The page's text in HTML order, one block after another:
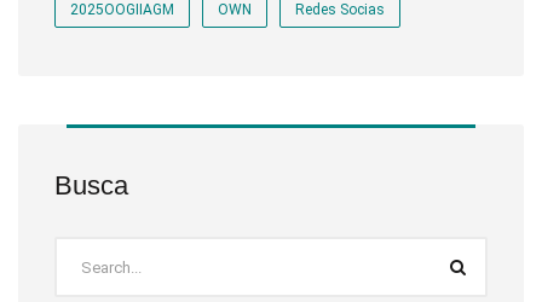
2025OOGIIAGM OWN Redes Socias
Busca